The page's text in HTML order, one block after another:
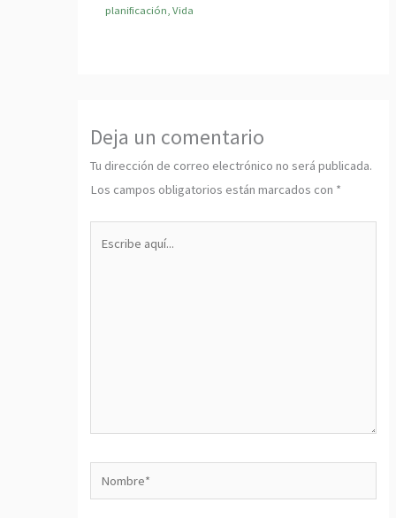
planificación ,Vida
Deja un comentario
Tu dirección de correo electrónico no será publicada.
Los campos obligatorios están marcados con *
Nombre*